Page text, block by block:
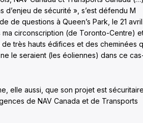
d’enjeu de sécurité », s’est défendu M
de questions à Queen’s Park, le 21
ma circonscription (de Toronto-Centre)
très hauts édifices et des cheminées
le seraient (les éoliennes) dans ce
elle aussi, que son projet est
de NAV Canada et de Transports